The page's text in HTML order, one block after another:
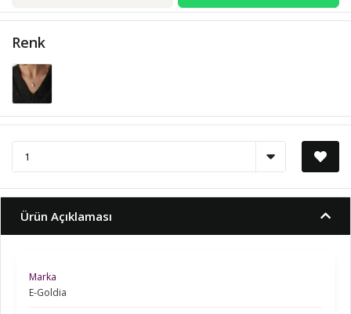
Renk
Ürün Açıklaması
Marka
E-Goldia